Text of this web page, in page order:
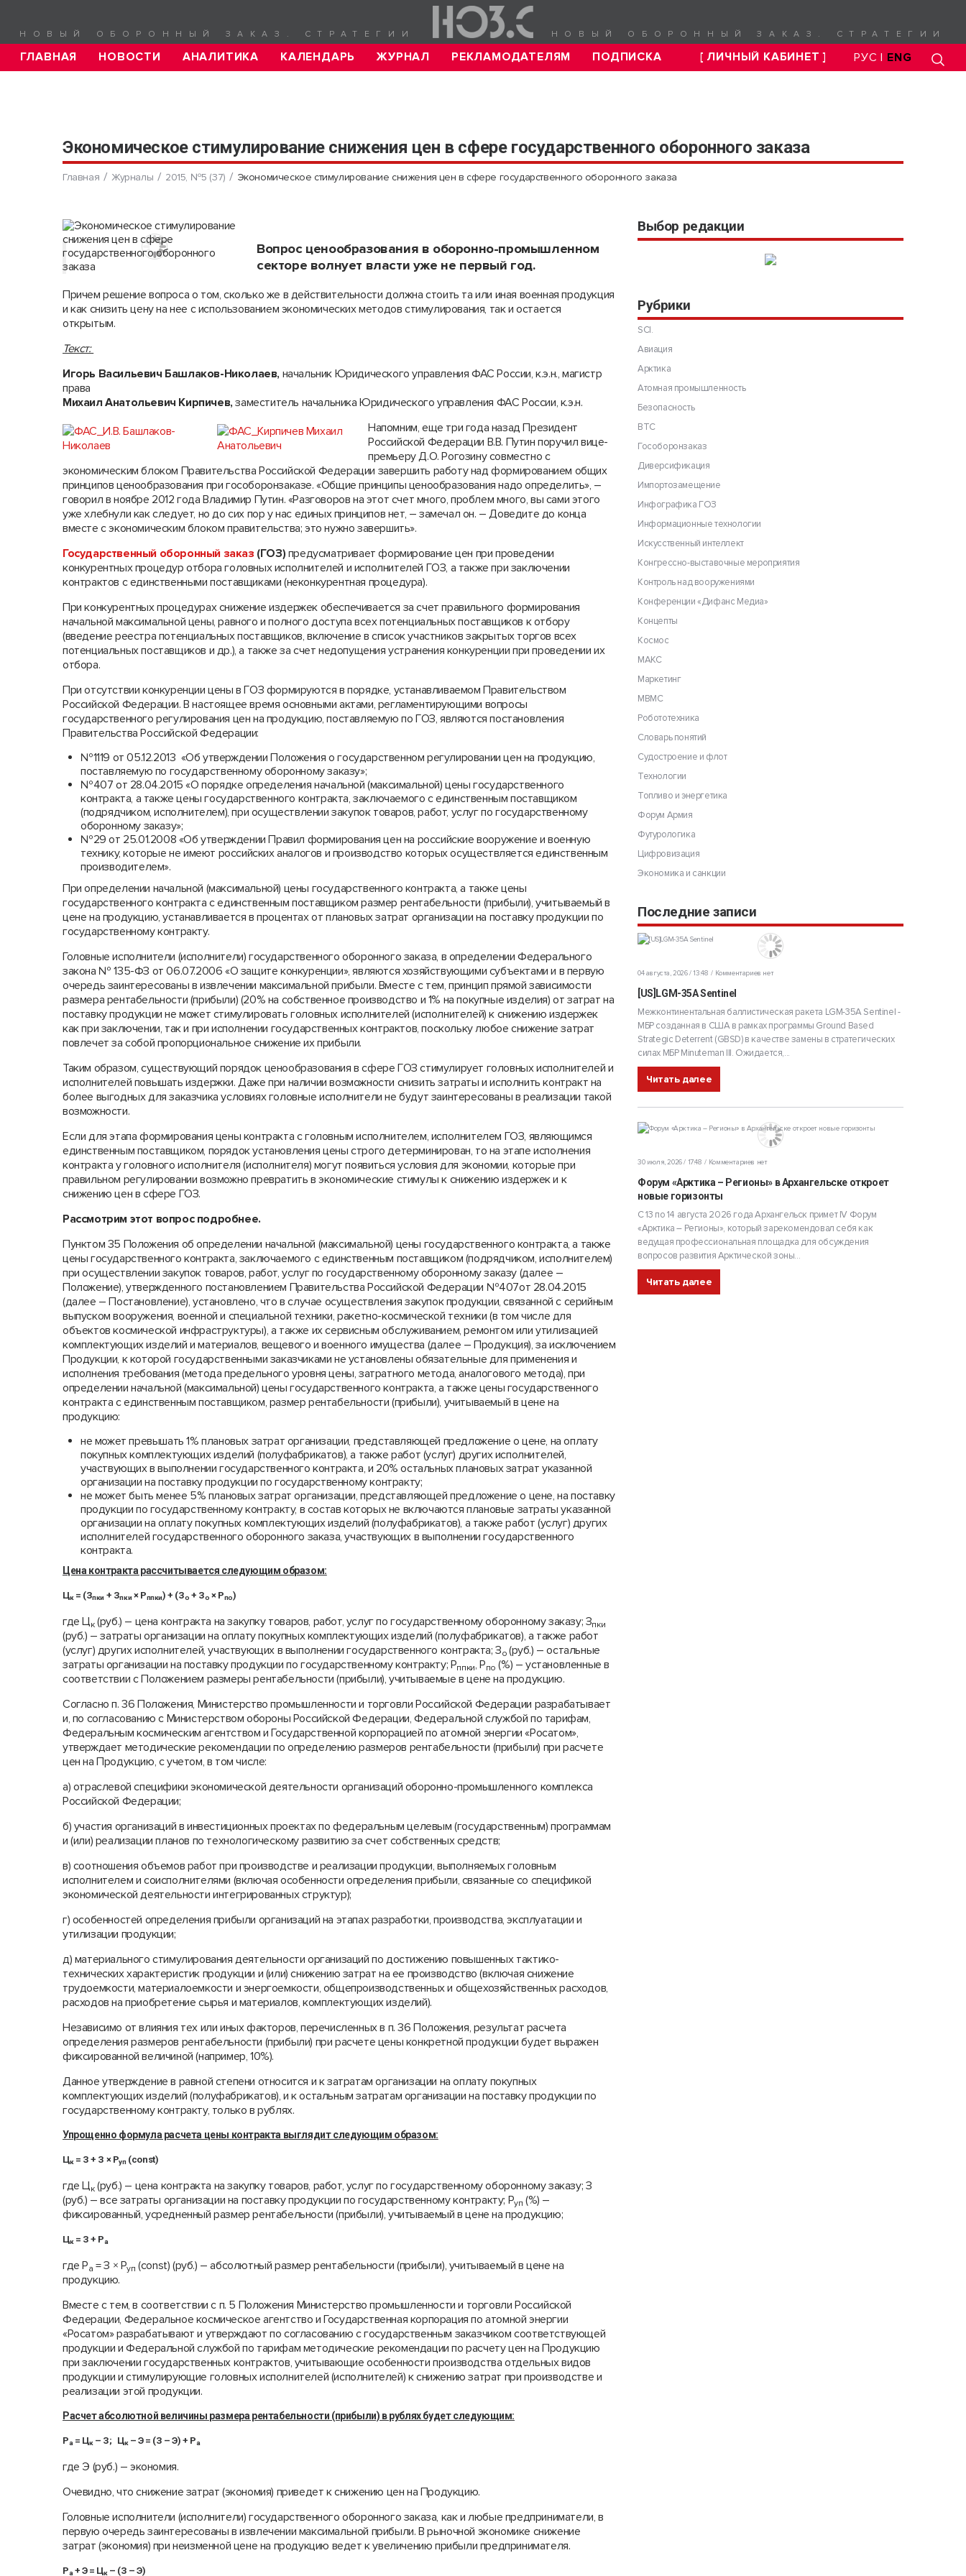
НОВЫЙ ОБОРОННЫЙ ЗАКАЗ. СТРАТЕГИИ НОВЫЙ ОБОРОННЫЙ ЗАКАЗ. СТРАТЕГИИ
ГЛАВНАЯ НОВОСТИ АНАЛИТИКА КАЛЕНДАРЬ ЖУРНАЛ РЕКЛАМОДАТЕЛЯМ ПОДПИСКА [ ЛИЧНЫЙ КАБИНЕТ ] РУС | ENG
Экономическое стимулирование снижения цен в сфере государственного оборонного заказа
Главная Журналы 2015, №5 (37) Экономическое стимулирование снижения цен в сфере государственного оборонного заказа
Вопрос ценообразования в оборонно-промышленном
секторе волнует власти уже не первый год.
Причем решение вопроса о том, сколько же в действительности должна стоить та или иная военная продукция
и как снизить цену на нее с использованием экономических методов стимулирования, так и остается
открытым.
Текст:
Игорь Васильевич Башлаков-Николаев, начальник Юридического управления ФАС России, к.э.н., магистр
права
Михаил Анатольевич Кирпичев,заместитель начальника Юридического управления ФАС России, к.э.н.
Напомним, еще три года назад Президент
Российской Федерации В.В. Путин поручил вице-
премьеру Д.О. Рогозину совместно с
экономическим блоком Правительства Российской Федерации завершить работу над формированием общих
принципов ценообразования при гособоронзаказе. «Общие принципы ценообразования надо определить», –
говорил в ноябре 2012 года Владимир Путин. «Разговоров на этот счет много, проблем много, вы сами этого
уже хлебнули как следует, но до сих пор у нас единых принципов нет, – замечал он. – Доведите до конца
вместе с экономическим блоком правительства; это нужно завершить».
Государственный оборонный заказ (ГОЗ) предусматривает формирование цен при проведении
конкурентных процедур отбора головных исполнителей и исполнителей ГОЗ, а также при заключении
контрактов с единственными поставщиками (неконкурентная процедура).
При конкурентных процедурах снижение издержек обеспечивается за счет правильного формирования
начальной максимальной цены, равного и полного доступа всех потенциальных поставщиков к отбору
(введение реестра потенциальных поставщиков, включение в список участников закрытых торгов всех
потенциальных поставщиков и др.), а также за счет недопущения устранения конкуренции при проведении их
отбора.
При отсутствии конкуренции цены в ГОЗ формируются в порядке, устанавливаемом Правительством
Российской Федерации. В настоящее время основными актами, регламентирующими вопросы
государственного регулирования цен на продукцию, поставляемую по ГОЗ, являются постановления
Правительства Российской Федерации:
№1119 от 05.12.2013 «Об утверждении Положения о государственном регулировании цен на продукцию,
поставляемую по государственному оборонному заказу»;
№407 от 28.04.2015 «О порядке определения начальной (максимальной) цены государственного
контракта, а также цены государственного контракта, заключаемого с единственным поставщиком
(подрядчиком, исполнителем), при осуществлении закупок товаров, работ, услуг по государственному
оборонному заказу»;
№29 от 25.01.2008 «Об утверждении Правил формирования цен на российские вооружение и военную
технику, которые не имеют российских аналогов и производство которых осуществляется единственным
производителем».
При определении начальной (максимальной) цены государственного контракта, а также цены
государственного контракта с единственным поставщиком размер рентабельности (прибыли), учитываемый в
цене на продукцию, устанавливается в процентах от плановых затрат организации на поставку продукции по
государственному контракту.
Головные исполнители (исполнители) государственного оборонного заказа, в определении Федерального
закона № 135-ФЗ от 06.07.2006 «О защите конкуренции», являются хозяйствующими субъектами и в первую
очередь заинтересованы в извлечении максимальной прибыли. Вместе с тем, принцип прямой зависимости
размера рентабельности (прибыли) (20% на собственное производство и 1% на покупные изделия) от затрат на
поставку продукции не может стимулировать головных исполнителей (исполнителей) к снижению издержек
как при заключении, так и при исполнении государственных контрактов, поскольку любое снижение затрат
повлечет за собой пропорциональное снижение их прибыли.
Таким образом, существующий порядок ценообразования в сфере ГОЗ стимулирует головных исполнителей и
исполнителей повышать издержки. Даже при наличии возможности снизить затраты и исполнить контракт на
более выгодных для заказчика условиях головные исполнители не будут заинтересованы в реализации такой
возможности.
Если для этапа формирования цены контракта с головным исполнителем, исполнителем ГОЗ, являющимся
единственным поставщиком, порядок установления цены строго детерминирован, то на этапе исполнения
контракта у головного исполнителя (исполнителя) могут появиться условия для экономии, которые при
правильном регулировании возможно превратить в экономические стимулы к снижению издержек и к
снижению цен в сфере ГОЗ.
Рассмотрим этот вопрос подробнее.
Пунктом 35 Положения об определении начальной (максимальной) цены государственного контракта, а также
цены государственного контракта, заключаемого с единственным поставщиком (подрядчиком, исполнителем)
при осуществлении закупок товаров, работ, услуг по государственному оборонному заказу (далее –
Положение), утвержденного постановлением Правительства Российской Федерации №407от 28.04.2015
(далее – Постановление), установлено, что в случае осуществления закупок продукции, связанной с серийным
выпуском вооружения, военной и специальной техники, ракетно-космической техники (в том числе для
объектов космической инфраструктуры), а также их сервисным обслуживанием, ремонтом или утилизацией
комплектующих изделий и материалов, вещевого и военного имущества (далее – Продукция), за исключением
Продукции, к которой государственными заказчиками не установлены обязательные для применения и
исполнения требования (метода предельного уровня цены, затратного метода, аналогового метода), при
определении начальной (максимальной) цены государственного контракта, а также цены государственного
контракта с единственным поставщиком, размер рентабельности (прибыли), учитываемый в цене на
продукцию:
не может превышать 1% плановых затрат организации, представляющей предложение о цене, на оплату
покупных комплектующих изделий (полуфабрикатов), а также работ (услуг) других исполнителей,
участвующих в выполнении государственного контракта, и 20% остальных плановых затрат указанной
организации на поставку продукции по государственному контракту;
не может быть менее 5% плановых затрат организации, представляющей предложение о цене, на поставку
продукции по государственному контракту, в состав которых не включаются плановые затраты указанной
организации на оплату покупных комплектующих изделий (полуфабрикатов), а также работ (услуг) других
исполнителей государственного оборонного заказа, участвующих в выполнении государственного
контракта.
Цена контракта рассчитывается следующим образом:
Цк= (Зпки + Зпки × Рппки) + (Зо + Зо × Рпо)
где Цк(руб.) – цена контракта на закупку товаров, работ, услуг по государственному оборонному заказу; Зпки
(руб.) – затраты организации на оплату покупных комплектующих изделий (полуфабрикатов), а также работ
(услуг) других исполнителей, участвующих в выполнении государственного контракта; Зо(руб.) – остальные
затраты организации на поставку продукции по государственному контракту; Рппки, Рпо (%) – установленные в
соответствии с Положением размеры рентабельности (прибыли), учитываемые в цене на продукцию.
Согласно п. 36 Положения, Министерство промышленности и торговли Российской Федерации разрабатывает
и, по согласованию с Министерством обороны Российской Федерации, Федеральной службой по тарифам,
Федеральным космическим агентством и Государственной корпорацией по атомной энергии «Росатом»,
утверждает методические рекомендации по определению размеров рентабельности (прибыли) при расчете
цен на Продукцию, с учетом, в том числе:
а) отраслевой специфики экономической деятельности организаций оборонно-промышленного комплекса
Российской Федерации;
б) участия организаций в инвестиционных проектах по федеральным целевым (государственным) программам
и (или) реализации планов по технологическому развитию за счет собственных средств;
в) соотношения объемов работ при производстве и реализации продукции, выполняемых головным
исполнителем и соисполнителями (включая особенности определения прибыли, связанные со спецификой
экономической деятельности интегрированных структур);
г) особенностей определения прибыли организаций на этапах разработки, производства, эксплуатации и
утилизации продукции;
д) материального стимулирования деятельности организаций по достижению повышенных тактико-
технических характеристик продукции и (или) снижению затрат на ее производство (включая снижение
трудоемкости, материалоемкости и энергоемкости, общепроизводственных и общехозяйственных расходов,
расходов на приобретение сырья и материалов, комплектующих изделий).
Независимо от влияния тех или иных факторов, перечисленных в п. 36 Положения, результат расчета
определения размеров рентабельности (прибыли) при расчете цены конкретной продукции будет выражен
фиксированной величиной (например, 10%).
Данное утверждение в равной степени относится и к затратам организации на оплату покупных
комплектующих изделий (полуфабрикатов), и к остальным затратам организации на поставку продукции по
государственному контракту, только в рублях.
Упрощенно формула расчета цены контракта выглядит следующим образом:
Цк= З + З × Руп (const)
где Цк(руб.) – цена контракта на закупку товаров, работ, услуг по государственному оборонному заказу; З
(руб.) – все затраты организации на поставку продукции по государственному контракту; Руп (%) –
фиксированный, усредненный размер рентабельности (прибыли), учитываемый в цене на продукцию;
Цк= З + Ра
где Ра = З × Руп (const) (руб.) – абсолютный размер рентабельности (прибыли), учитываемый в цене на
продукцию.
Вместе с тем, в соответствии с п. 5 Положения Министерство промышленности и торговли Российской
Федерации, Федеральное космическое агентство и Государственная корпорация по атомной энергии
«Росатом» разрабатывают и утверждают по согласованию с государственным заказчиком соответствующей
продукции и Федеральной службой по тарифам методические рекомендации по расчету цен на Продукцию
при заключении государственных контрактов, учитывающие особенности производства отдельных видов
продукции и стимулирующие головных исполнителей (исполнителей) к снижению затрат при производстве и
реализации этой продукции.
Расчет абсолютной величины размера рентабельности (прибыли) в рублях будет следующим:
Ра = Цк– З; Цк– Э = (З – Э) + Ра
где Э (руб.) – экономия.
Очевидно, что снижение затрат (экономия) приведет к снижению цен на Продукцию.
Головные исполнители (исполнители) государственного оборонного заказа, как и любые предприниматели, в
первую очередь заинтересованы в извлечении максимальной прибыли. В рыночной экономике снижение
затрат (экономия) при неизменной цене на продукцию ведет к увеличению прибыли предпринимателя.
Ра + Э = Цк– (З – Э)
Выбор редакции
Рубрики
SCI.
Авиация
Арктика
Атомная промышленность
Безопасность
ВТС
Гособоронзаказ
Диверсификация
Импортозамещение
Инфографика ГОЗ
Информационные технологии
Искусственный интеллект
Конгрессно-выставочные мероприятия
Контроль над вооружениями
Конференции «Дифанс Медиа»
Концепты
Космос
МАКС
Маркетинг
МВМС
Робототехника
Словарь понятий
Судостроение и флот
Технологии
Топливо и энергетика
Форум Армия
Футурологика
Цифровизация
Экономика и санкции
Последние записи
04 августа, 2026 / 13:48 Комментариев нет
[US]LGM-35A Sentinel
Межконтинентальная баллистическая ракета LGM-35A Sentinel -
МБР созданная в США в рамках программы Ground Based
Strategic Deterrent (GBSD) в качестве замены в стратегических
силах МБР Minuteman III. Ожидается,...
Читать далее
30 июля, 2026 / 17:48 Комментариев нет
Форум «Арктика – Регионы» в Архангельске откроет
новые горизонты
С 13 по 14 августа 2026 года Архангельск примет IV Форум
«Арктика – Регионы», который зарекомендовал себя как
ведущая профессиональная площадка для обсуждения
вопросов развития Арктической зоны...
Читать далее